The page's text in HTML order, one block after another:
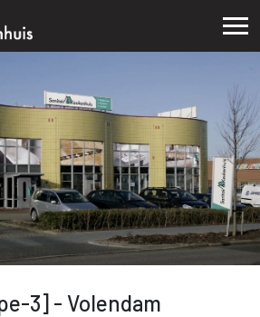
3] - Volendam